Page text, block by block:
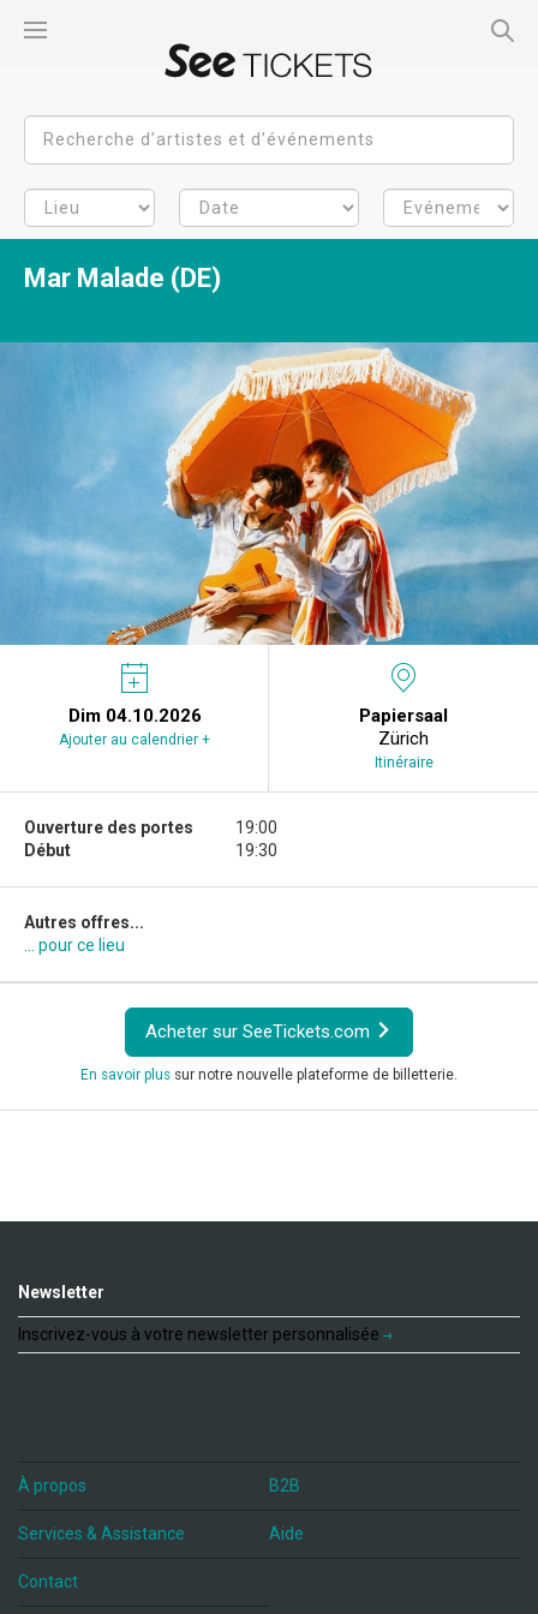
Mar Malade (DE)
Dim 04.10.2026
Ajouter au calendrier +
Papiersaal
Zürich
Itinéraire
Ouverture des portes
Début
19:00
19:30
Autres offres...
... pour ce lieu
Acheter sur SeeTickets.com
En savoir plus sur notre nouvelle plateforme de billetterie.
Newsletter
Inscrivez-vous à votre newsletter personnalisée
À propos B2B
Services & Assistance Aide
Contact